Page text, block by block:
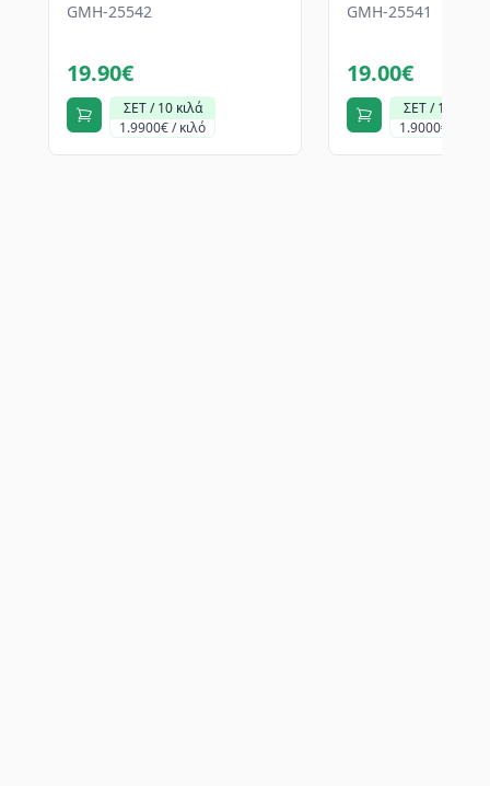
GMH-25542
19.90€
ΣΕΤ / 10 κιλά
1.9900€ / κιλό
GMH-25541
19.00€
ΣΕΤ / 10 κιλά
1.9000€ / κιλό